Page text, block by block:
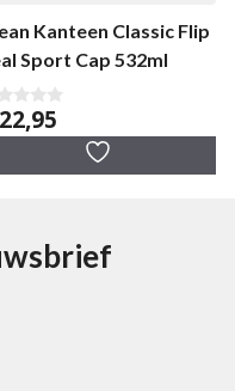
Kanteen Classic Flip
Sport Cap 532ml
22,95